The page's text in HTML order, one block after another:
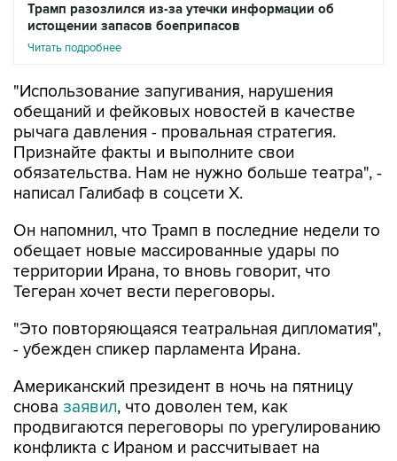
Трамп разозлился из-за утечки информации об
истощении запасов боеприпасов
Читать подробнее
"Использование запугивания, нарушения
обещаний и фейковых новостей в качестве
рычага давления - провальная стратегия.
Признайте факты и выполните свои
обязательства. Нам не нужно больше театра", -
написал Галибаф в соцсети X.
Он напомнил, что Трамп в последние недели то
обещает новые массированные удары по
территории Ирана, то вновь говорит, что
Тегеран хочет вести переговоры.
"Это повторяющаяся театральная дипломатия",
- убежден спикер парламента Ирана.
Американский президент в ночь на пятницу
снова заявил, что доволен тем, как
продвигаются переговоры по урегулированию
конфликта с Ираном и рассчитывает на